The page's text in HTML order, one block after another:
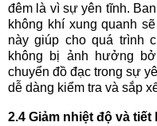
đêm là vì sự yên tĩnh.
không khí xung quanh
này giúp cho quá trình
không bị ảnh hưởng
chuyển đồ đạc trong sự
dễ dàng kiểm tra và sắp
2.4 Giảm nhiệt độ và